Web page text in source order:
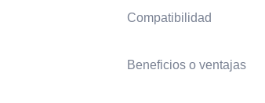
Compatibilidad
Beneficios o ventajas